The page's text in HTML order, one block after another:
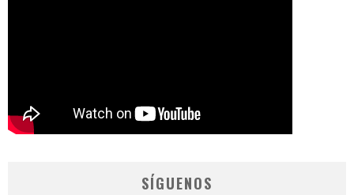
SÍGUENOS